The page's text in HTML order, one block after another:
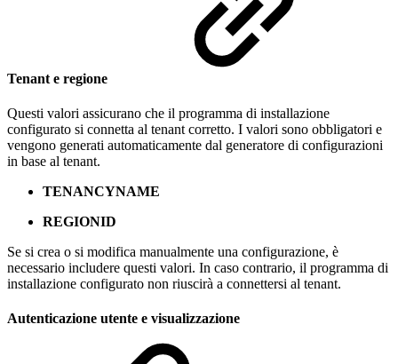
Tenant e regione
Questi valori assicurano che il programma di installazione
configurato si connetta al tenant corretto. I valori sono obbligatori e
vengono generati automaticamente dal generatore di configurazioni
in base al tenant.
TENANCYNAME
REGIONID
Se si crea o si modifica manualmente una configurazione, è
necessario includere questi valori. In caso contrario, il programma di
installazione configurato non riuscirà a connettersi al tenant.
Autenticazione utente e visualizzazione